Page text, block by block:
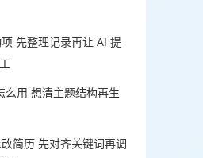
先整理记录再让 AI 提
么用 想清主题结构再生
简历 先对齐关键词再调